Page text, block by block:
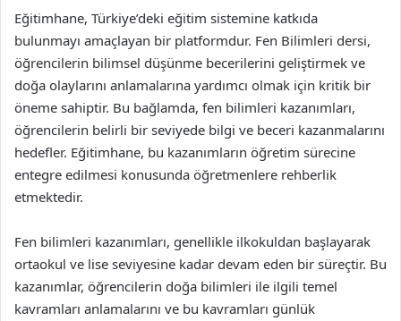
Eğitimhane, Türkiye’deki eğitim sistemine katkıda
bulunmayı amaçlayan bir platformdur. Fen Bilimleri dersi,
öğrencilerin bilimsel düşünme becerilerini geliştirmek ve
doğa olaylarını anlamalarına yardımcı olmak için kritik bir
öneme sahiptir. Bu bağlamda, fen bilimleri kazanımları,
öğrencilerin belirli bir seviyede bilgi ve beceri kazanmalarını
hedefler. Eğitimhane, bu kazanımların öğretim sürecine
entegre edilmesi konusunda öğretmenlere rehberlik
etmektedir.
Fen bilimleri kazanımları, genellikle ilkokuldan başlayarak
ortaokul ve lise seviyesine kadar devam eden bir süreçtir. Bu
kazanımlar, öğrencilerin doğa bilimleri ile ilgili temel
kavramları anlamalarını ve bu kavramları günlük